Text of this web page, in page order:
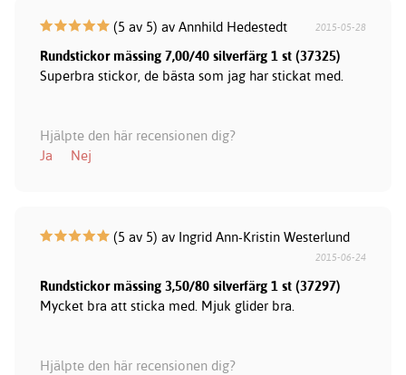
(5 av 5) av Annhild Hedestedt 2015-05-28
Rundstickor mässing 7,00/40 silverfärg 1 st (37325)
Superbra stickor, de bästa som jag har stickat med.
Hjälpte den här recensionen dig?
Ja
Nej
(5 av 5) av Ingrid Ann-Kristin Westerlund
2015-06-24
Rundstickor mässing 3,50/80 silverfärg 1 st (37297)
Mycket bra att sticka med. Mjuk glider bra.
Hjälpte den här recensionen dig?